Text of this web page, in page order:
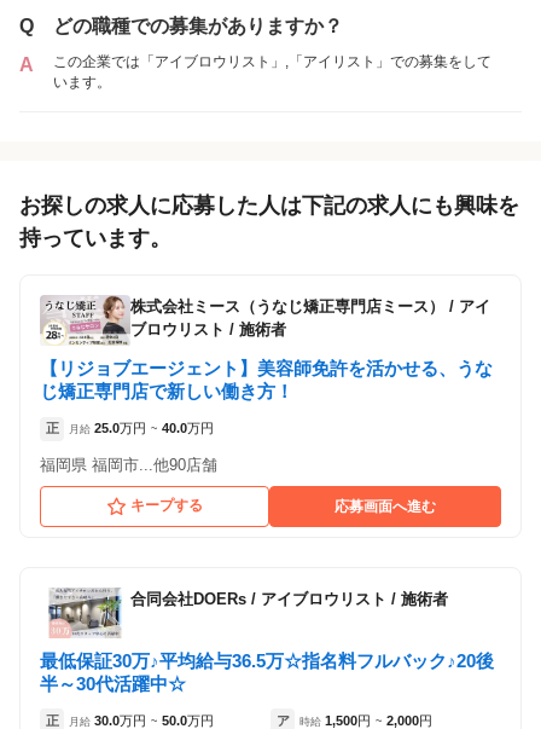
Q
どの職種での募集がありますか？
A
この企業では「アイブロウリスト」,「アイリスト」での募集をして
います。
お探しの求人に応募した人は下記の求人にも興味を
持っています。
株式会社ミース（うなじ矯正専門店ミース） / アイ
ブロウリスト / 施術者
【リジョブエージェント】美容師免許を活かせる、うな
じ矯正専門店で新しい働き方！
正 月給 25.0万円 ~ 40.0万円
福岡県 福岡市...他90店舗
キープする 応募画面へ進む
合同会社DOERs / アイブロウリスト / 施術者
最低保証30万♪平均給与36.5万☆指名料フルバック♪20後
半～30代活躍中☆
正 月給 30.0万円 ~ 50.0万円 ア 時給 1,500円 ~ 2,000円